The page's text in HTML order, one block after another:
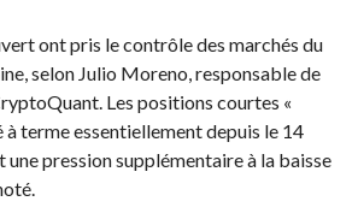
ont pris le contrôle des marchés du
selon Julio Moreno, responsable de
Les positions courtes «
terme essentiellement depuis le 14
pression supplémentaire à la baisse